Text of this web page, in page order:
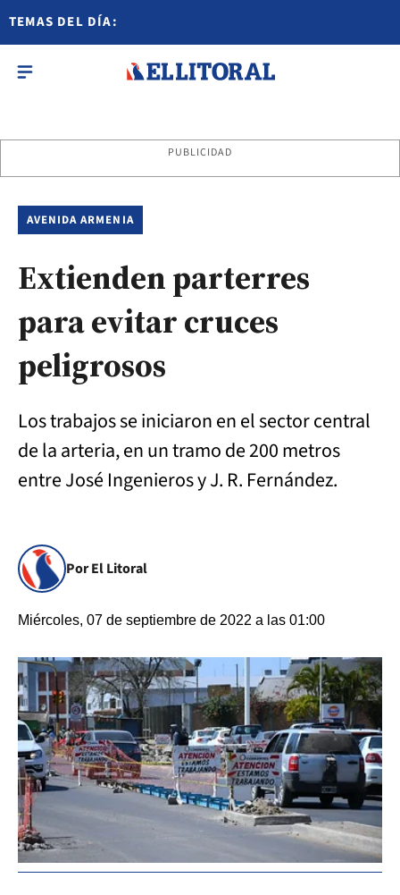
TEMAS DEL DÍA:
PUBLICIDAD
AVENIDA ARMENIA
Extienden parterres
para evitar cruces
peligrosos
Los trabajos se iniciaron en el sector central
de la arteria, en un tramo de 200 metros
entre José Ingenieros y J. R. Fernández.
Por El Litoral
Miércoles, 07 de septiembre de 2022 a las 01:00